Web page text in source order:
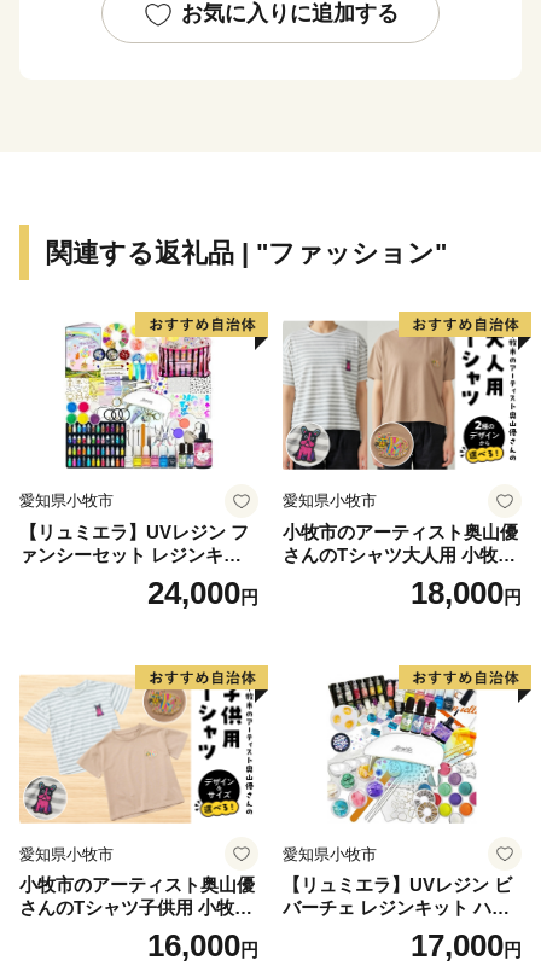
「MIYAKO BLUE」と呼ばれています。
宮古島市には南国ならではの特産品も豊富で、特に夏に
沖縄県宮古島市では、寄付者様に「寄附金税額控除に係
る申告特例申請書」の郵送をしておりません。
特例申請をご希望の場合、下記ＵＲＬより申請書のダウ
ンロードをお願いいたします。
tax.jp/img/onestop/onestop_myNumber_form.pdf?20
〒906-8501 沖縄県宮古島市平良字西里１１４０番地
ーーーーーーーーーーーーーーーーーーーーーーーーー
ーーーーーーーーーーーー
【問い合わせ】
受託事業者：一般社団法人 宮古島観光協会
TEL：0980-79-6612 平日09：00-12：00／13：00‐17：
00（定休日：土日祝祭日）
Mail：furusato@miyako-guide.net
ーーーーーーーーーーーーーーーーーーーーーーーーー
ーーーーーーーーーーーー
お気に入りに追加する
関連する返礼品 | "ファッション"
愛知県小牧市
【リュミエラ】UVレジン フ
ァンシーセット レジンキッ
ト ハンドメイド レジンクラ
フト アクセサリーキット 手
24,000円
愛知県小牧市
小牧市のアーティスト奥山優
さんのTシャツ大人用 小牧市
18,000円
愛知県小牧市
小牧市のアーティスト奥山優
さんのTシャツ子供用 小牧市
16,000円
愛知県小牧市
【リュミエラ】UVレジン ビ
バーチェ レジンキット ハン
ドメイド レジンクラフト ア
クセサリーキット 手作り セ
17,000円